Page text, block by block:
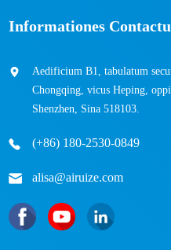
Informationes
Aedificium B1, tabulatum
Chongqing, vicus Heping,
Shenzhen, Sina 518103.
(+86) 180-2530-0849
alisa@airuize.com